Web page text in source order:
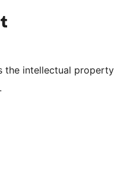
channel
Visit our Tumblr account
the intellectual property